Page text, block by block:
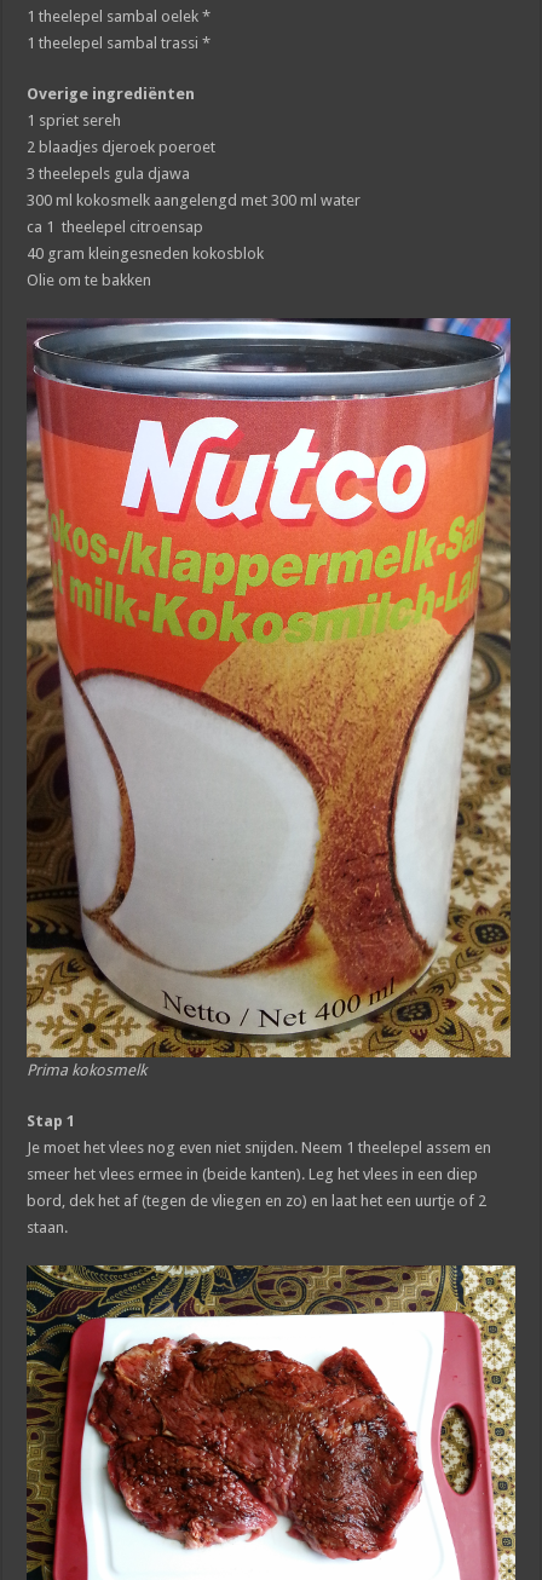
1 theelepel sambal oelek *
1 theelepel sambal trassi *
Overige ingrediënten
1 spriet sereh
2 blaadjes djeroek poeroet
3 theelepels gula djawa
300 ml kokosmelk aangelengd met 300 ml water
ca 1 theelepel citroensap
40 gram kleingesneden kokosblok
Olie om te bakken
Prima kokosmelk
Stap 1
Je moet het vlees nog even niet snijden. Neem 1 theelepel assem en
smeer het vlees ermee in (beide kanten). Leg het vlees in een diep
bord, dek het af (tegen de vliegen en zo) en laat het een uurtje of 2
staan.